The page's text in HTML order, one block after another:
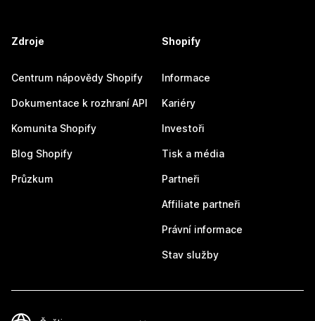
Zdroje
Centrum nápovědy Shopify
Dokumentace k rozhraní API
Komunita Shopify
Blog Shopify
Průzkum
Shopify
Informace
Kariéry
Investoři
Tisk a média
Partneři
Affiliate partneři
Právní informace
Stav služby